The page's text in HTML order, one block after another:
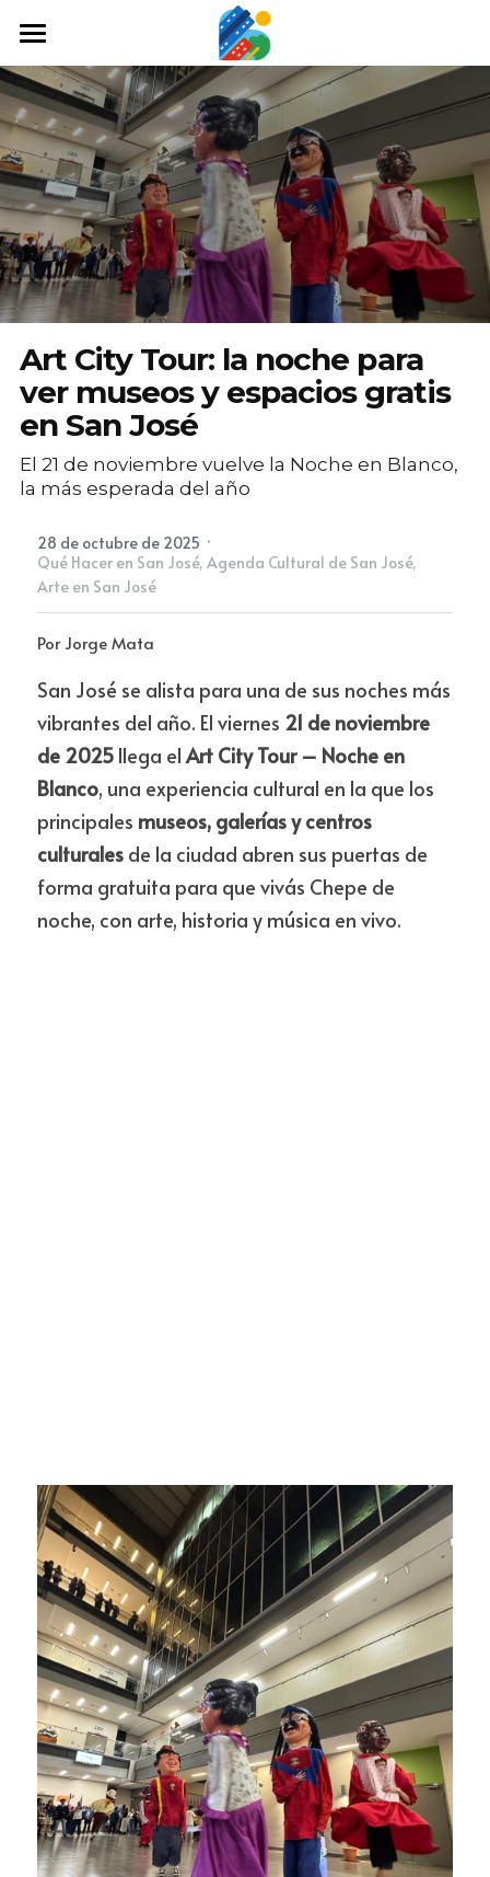
Home
Qué hacer
Arte y cultura
Cine y TV
Comida y tragos
Tours desde San José
Museos
Buscar
Newsletter
Art City Tour: la noche para
ver museos y espacios gratis
en San José
El 21 de noviembre vuelve la Noche en Blanco,
la más esperada del año
28 de octubre de 2025 ·
Qué Hacer en San José, Agenda Cultural de San José,
Arte en San José
Por Jorge Mata
San José se alista para una de sus noches más
vibrantes del año. El viernes 21 de noviembre
de 2025 llega el Art City Tour – Noche en
Blanco, una experiencia cultural en la que los
principales museos, galerías y centros
culturales de la ciudad abren sus puertas de
forma gratuita para que vivás Chepe de
noche, con arte, historia y música en vivo.